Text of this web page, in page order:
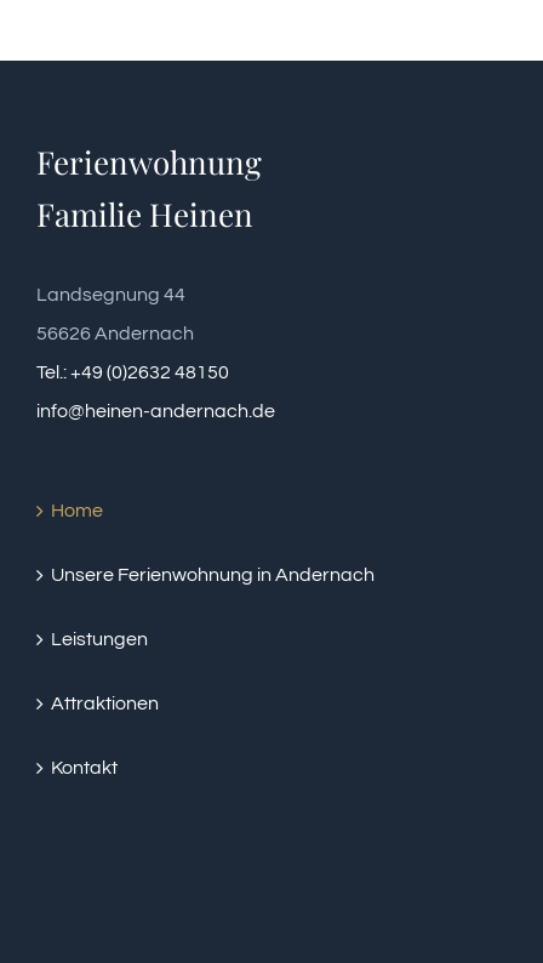
Ferienwohnung
Familie Heinen
Landsegnung 44
56626 Andernach
Tel.: +49 (0)2632 48150
info@heinen-andernach.de
Home
Unsere Ferienwohnung in Andernach
Leistungen
Attraktionen
Kontakt